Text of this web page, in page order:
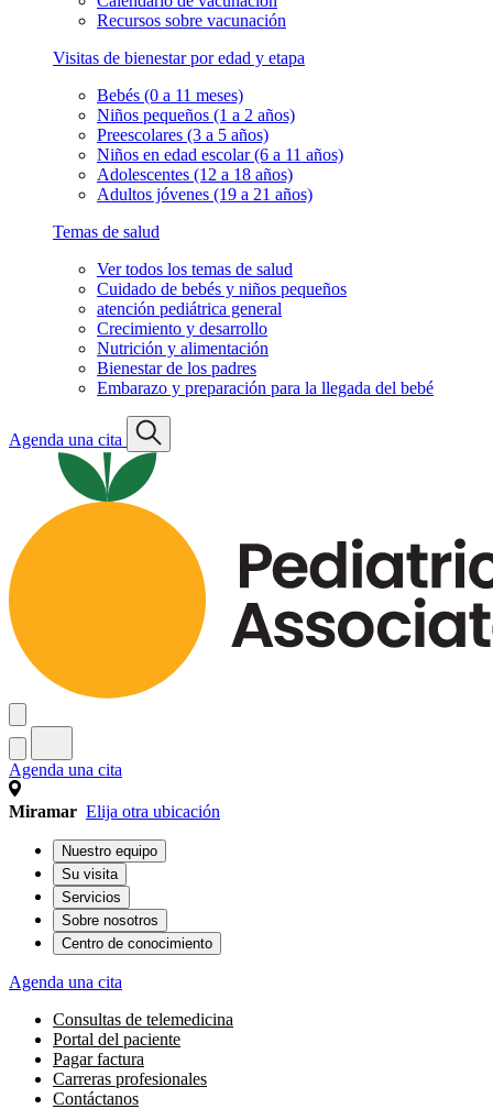
Recursos sobre vacunación
Visitas de bienestar por edad y etapa
Bebés (0 a 11 meses)
Niños pequeños (1 a 2 años)
Preescolares (3 a 5 años)
Niños en edad escolar (6 a 11 años)
Adolescentes (12 a 18 años)
Adultos jóvenes (19 a 21 años)
Temas de salud
Ver todos los temas de salud
Cuidado de bebés y niños pequeños
atención pediátrica general
Crecimiento y desarrollo
Nutrición y alimentación
Bienestar de los padres
Embarazo y preparación para la llegada del bebé
Agenda una cita
Agenda una cita
Miramar Elija otra ubicación
Nuestro equipo
Su visita
Servicios
Sobre nosotros
Centro de conocimiento
Agenda una cita
Consultas de telemedicina
Portal del paciente
Pagar factura
Carreras profesionales
Contáctanos